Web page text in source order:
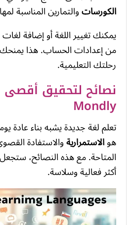
الكورساتوالتمارين المناسبة
يمكنك تغيير اللغة أو إضافة
من إعدادات الحساب. هذا يمنحك
رحلتك التعليمية.
نصائح لتحقيق
Mondly
تعلم لغة جديدة يشبه بناء عادة
هوالاستمراريةوالاستفادة
المتاحة. مع هذه النصائح،
أكثر فعالية وسلاسة.